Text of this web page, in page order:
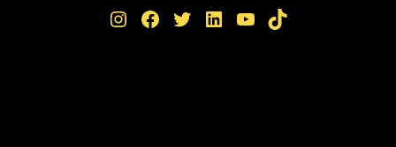
Instagram Facebook Twitter LinkedIn YouTube TikTok